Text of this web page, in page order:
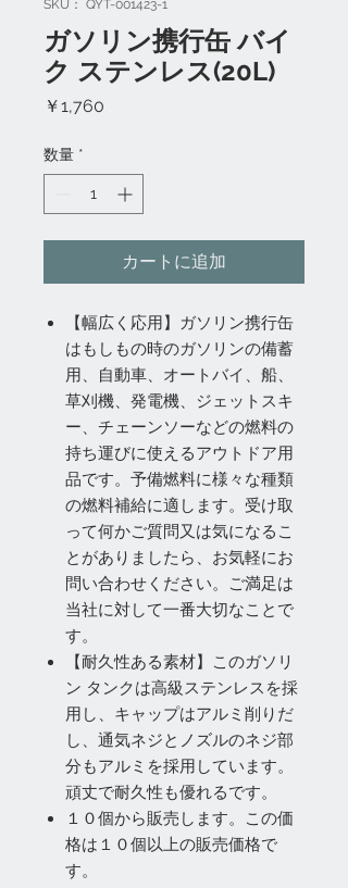
SKU： QYT-001423-1
ガソリン携行缶 バイ
ク ステンレス(20L)
￥1,760
数量 *
カートに追加
【幅広く応用】ガソリン携行缶
はもしもの時のガソリンの備蓄
用、自動車、オートバイ、船、
草刈機、発電機、ジェットスキ
ー、チェーンソーなどの燃料の
持ち運びに使えるアウトドア用
品です。予備燃料に様々な種類
の燃料補給に適します。受け取
って何かご質問又は気になるこ
とがありましたら、お気軽にお
問い合わせください。ご満足は
当社に対して一番大切なことで
す。
【耐久性ある素材】このガソリ
ン タンクは高級ステンレスを採
用し、キャップはアルミ削りだ
し、通気ネジとノズルのネジ部
分もアルミを採用しています。
頑丈で耐久性も優れるです。
１０個から販売します。この価
格は１０個以上の販売価格で
す。